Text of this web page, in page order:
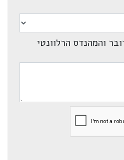
והמהנדס הרלוונטי